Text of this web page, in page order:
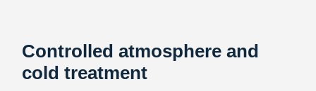
Controlled atmosphere and
cold treatment